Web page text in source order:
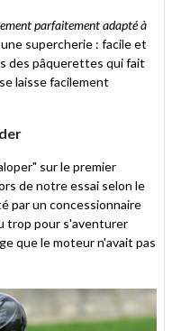
parfaitement adapté à
supercherie : facile et
des pâquerettes qui fait
laisse facilement
sur le premier
de notre essai selon le
par un concessionnaire
trop pour s'aventurer
que le moteur n'avait pas